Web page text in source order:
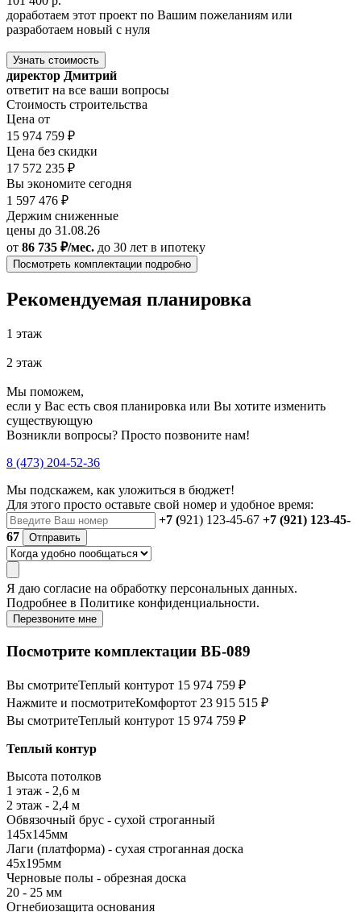
доработаем этот проект по Вашим пожеланиям или
разработаем новый с нуля
Узнать стоимость
директор Дмитрий
ответит на все ваши вопросы
Стоимость строительства
Цена от
15 974 759 ₽
Цена без скидки
17 572 235 ₽
Вы экономите сегодня
1 597 476 ₽
Держим сниженные
цены до 31.08.26
от 86 735 ₽/мес. до 30 лет в ипотеку
Посмотреть комплектации подробно
Рекомендуемая планировка
1 этаж
2 этаж
Мы поможем,
если у Вас есть своя планировка или Вы хотите изменить
существующую
Возникли вопросы? Просто позвоните нам!
8 (473) 204-52-36
Мы подскажем, как уложиться в бюджет!
Для этого просто оставьте свой номер и удобное время:
+7 (921) 123-45-67 +7 (921) 123-45-
67
Отправить
Я даю согласие на обработку персональных данных.
Подробнее в Политике конфиденциальности.
Перезвоните мне
Посмотрите комплектации ВБ-089
Вы смотритеТеплый контурот 15 974 759 ₽
Нажмите и посмотритеКомфортот 23 915 515 ₽
Вы смотритеТеплый контурот 15 974 759 ₽
Теплый контур
Высота потолков
1 этаж - 2,6 м
2 этаж - 2,4 м
Обвязочный брус - сухой строганный
145х145мм
Лаги (платформа) - сухая строганная доска
45х195мм
Черновые полы - обрезная доска
20 - 25 мм
Огнебиозащита основания